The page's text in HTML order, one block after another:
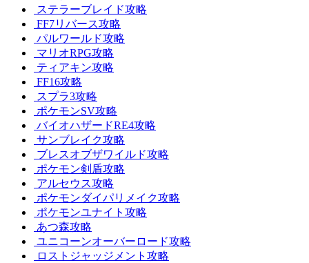
ステラーブレイド攻略
FF7リバース攻略
パルワールド攻略
マリオRPG攻略
ティアキン攻略
FF16攻略
スプラ3攻略
ポケモンSV攻略
バイオハザードRE4攻略
サンブレイク攻略
ブレスオブザワイルド攻略
ポケモン剣盾攻略
アルセウス攻略
ポケモンダイパリメイク攻略
ポケモンユナイト攻略
あつ森攻略
ユニコーンオーバーロード攻略
ロストジャッジメント攻略